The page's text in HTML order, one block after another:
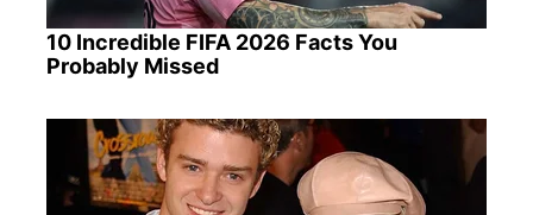
10 Incredible FIFA 2026 Facts You
Probably Missed